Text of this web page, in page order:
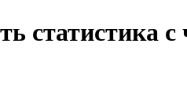
статистика